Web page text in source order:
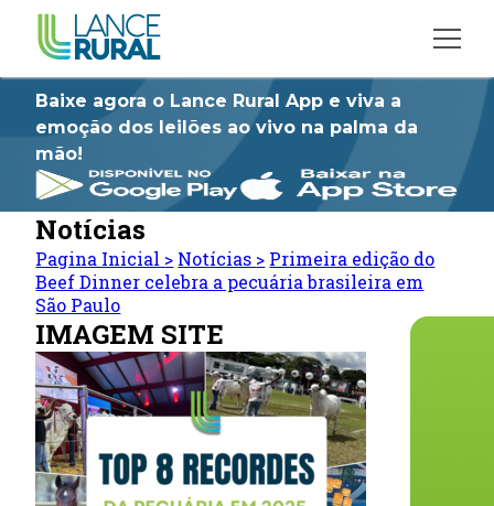
Baixe agora o Lance Rural App e viva a
emoção dos leilões ao vivo na palma da
mão!
Notícias
Pagina Inicial > Notícias > Primeira edição do
Beef Dinner celebra a pecuária brasileira em
São Paulo
IMAGEM SITE